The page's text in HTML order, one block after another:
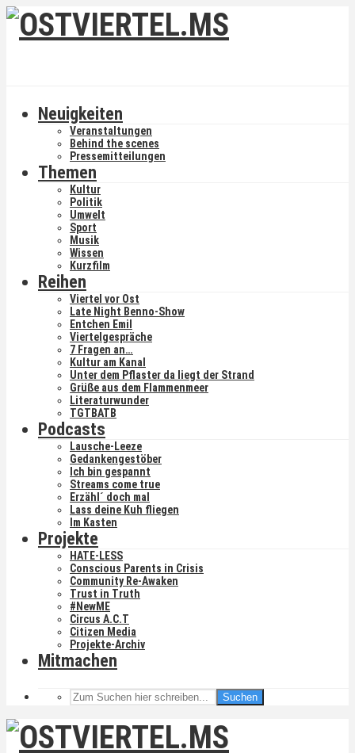
Neuigkeiten
Veranstaltungen
Behind the scenes
Pressemitteilungen
Themen
Kultur
Politik
Umwelt
Sport
Musik
Wissen
Kurzfilm
Reihen
Viertel vor Ost
Late Night Benno-Show
Entchen Emil
Viertelgespräche
7 Fragen an…
Kultur am Kanal
Unter dem Pflaster da liegt der Strand
Grüße aus dem Flammenmeer
Literaturwunder
TGTBATB
Podcasts
Lausche-Leeze
Gedankengestöber
Ich bin gespannt
Streams come true
Erzähl´ doch mal
Lass deine Kuh fliegen
Im Kasten
Projekte
HATE-LESS
Conscious Parents in Crisis
Community Re-Awaken
Trust in Truth
#NewME
Circus A.C.T
Citizen Media
Projekte-Archiv
Mitmachen
Suchen